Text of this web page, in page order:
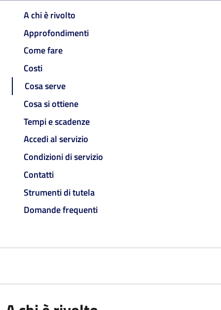
A chi è rivolto
Approfondimenti
Come fare
Costi
Cosa serve
Cosa si ottiene
Tempi e scadenze
Accedi al servizio
Condizioni di servizio
Contatti
Strumenti di tutela
Domande frequenti